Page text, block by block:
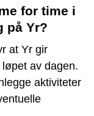
for time i
på Yr?
at Yr gir
av dagen.
aktiviteter